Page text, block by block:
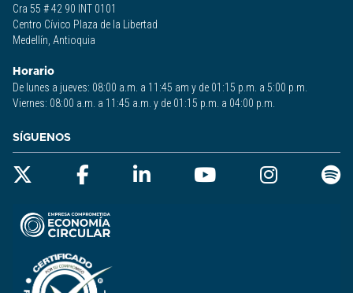
Cra 55 # 42 90 INT 0101
Centro Cívico Plaza de la Libertad
Medellín, Antioquia
Horario
De lunes a jueves: 08:00 a.m. a 11:45 am y de 01:15 p.m. a 5:00 p.m.
Viernes: 08:00 a.m. a 11:45 a.m. y de 01:15 p.m. a 04:00 p.m.
SÍGUENOS